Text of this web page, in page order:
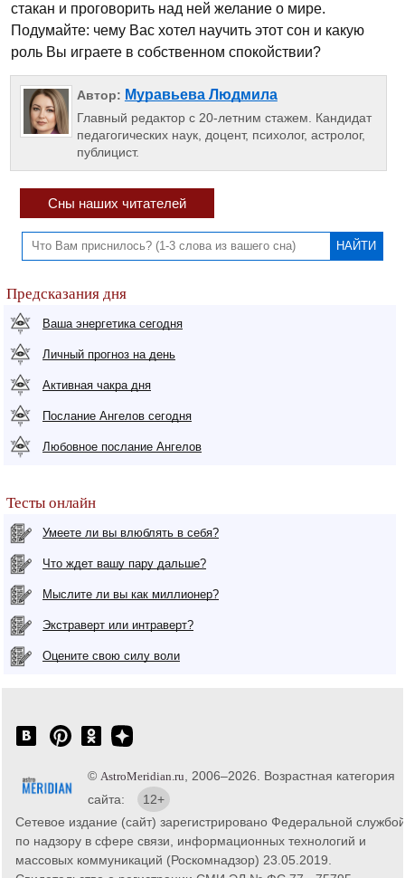
стакан и проговорить над ней желание о мире.
Подумайте: чему Вас хотел научить этот сон и какую
роль Вы играете в собственном спокойствии?
Автор: Муравьева Людмила
Главный редактор с 20-летним стажем. Кандидат
педагогических наук, доцент, психолог, астролог,
публицист.
Сны наших читателей
Предсказания дня
Ваша энергетика сегодня
Личный прогноз на день
Активная чакра дня
Послание Ангелов сегодня
Любовное послание Ангелов
Тесты онлайн
Умеете ли вы влюблять в себя?
Что ждет вашу пару дальше?
Мыслите ли вы как миллионер?
Экстраверт или интраверт?
Оцените свою силу воли
© AstroMeridian.ru , 2006–2026. Возрастная категория
сайта:
12+
Сетевое издание (сайт) зарегистрировано Федеральной службой
по надзору в сфере связи, информационных технологий и
массовых коммуникаций (Роскомнадзор) 23.05.2019.